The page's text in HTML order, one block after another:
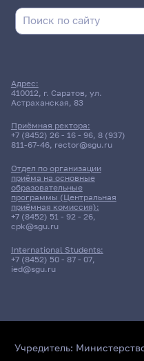
Адрес:
410012, г. Саратов, ул.
Астраханская, 83
Приёмная ректора:
+7 (8452) 26 - 16 - 96, 8 (937)
811-67-46, rector@sgu.ru
Отдел по организации
приёма на основные
образовательные
программы (Центральная
приёмная комиссия):
+7 (8452) 51 - 92 - 26,
cpk@sgu.ru
International Students:
+7 (8452) 50 - 87 - 07,
ied@sgu.ru
Учредитель: